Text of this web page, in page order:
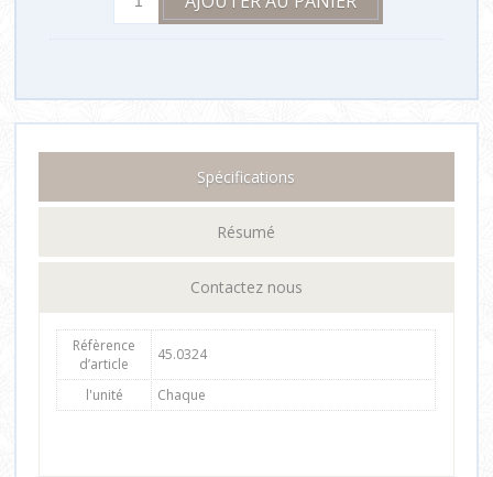
Spécifications
Résumé
Contactez nous
Réfèrence
d’article
45.0324
l'unité Chaque